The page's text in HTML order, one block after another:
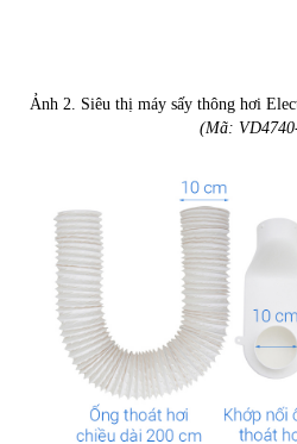
Ảnh 2. Siêu thị máy sấy thông hơi
(Mã: